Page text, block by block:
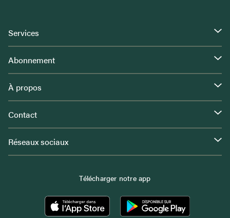
Services
Abonnement
À propos
Contact
Réseaux sociaux
Télécharger notre app